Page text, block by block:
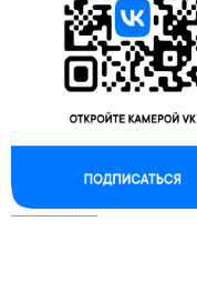
--------------------------